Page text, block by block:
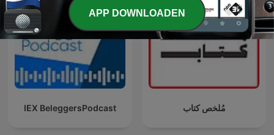
IEX BeleggersPodcast مُلخص كتاب
APP DOWNLOADEN